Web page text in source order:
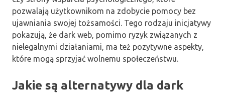
pozwalają użytkownikom na zdobycie pomocy bez
ujawniania swojej tożsamości. Tego rodzaju inicjatywy
pokazują, że dark web, pomimo ryzyk związanych z
nielegalnymi działaniami, ma też pozytywne aspekty,
które mogą sprzyjać wolnemu społeczeństwu.
Jakie są alternatywy dla dark